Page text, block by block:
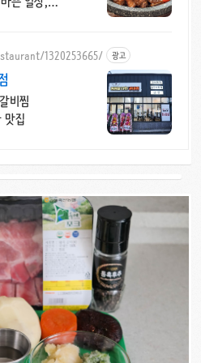
1320253665/ 광고
비찜
맛집